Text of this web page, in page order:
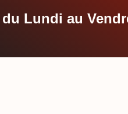
du Lundi au